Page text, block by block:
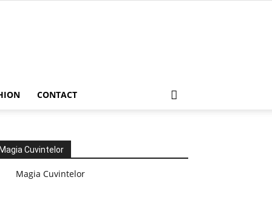
CONTACT
Cuvintelor
Magia Cuvintelor